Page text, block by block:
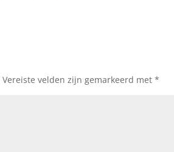
Vereiste velden zijn gemarkeerd met*